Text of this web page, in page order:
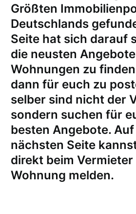
Größten
Deutschlands
Seite hat sich darauf
die neusten
Wohnungen zu
dann für euch zu
selber sind nicht der
sondern suchen für
besten Angebote.
nächsten Seite
direkt beim Vermieter
Wohnung melden.